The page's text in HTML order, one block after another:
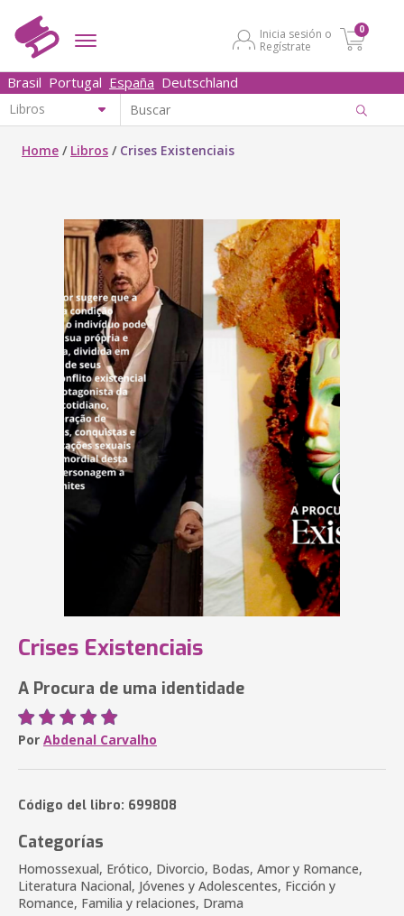
Inicia sesión o
Regístrate
0
Brasil Portugal España Deutschland
Home / Libros / Crises Existenciais
Crises Existenciais
A Procura de uma identidade
Por Abdenal Carvalho
Código del libro: 699808
Categorías
Homossexual, Erótico, Divorcio, Bodas, Amor y Romance,
Literatura Nacional, Jóvenes y Adolescentes, Ficción y
Romance, Familia y relaciones, Drama